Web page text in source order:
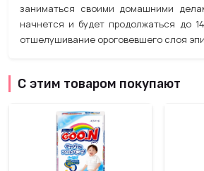
заниматься своими домашними
начнется и будет продолжаться до
отшелушивание ороговевшего слоя
С этим товаром покупают